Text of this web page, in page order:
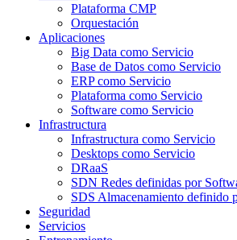
Plataforma CMP
Orquestación
Aplicaciones
Big Data como Servicio
Base de Datos como Servicio
ERP como Servicio
Plataforma como Servicio
Software como Servicio
Infrastructura
Infrastructura como Servicio
Desktops como Servicio
DRaaS
SDN Redes definidas por
SDS Almacenamiento definido
Seguridad
Servicios